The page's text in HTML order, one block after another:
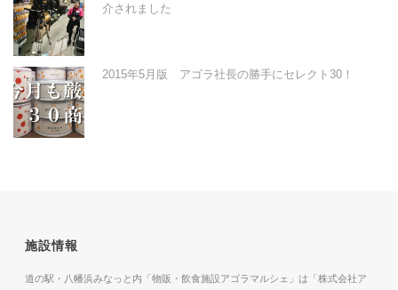
介されました
2015年5月版 アゴラ社長の勝手にセレクト30！
施設情報
道の駅・八幡浜みなっと内「物販・飲食施設アゴラマルシェ」は「株式会社ア